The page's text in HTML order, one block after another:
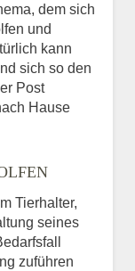
dem sich
und
kann
sich so den
Post
Hause
Tierhalter,
seines
zuführen